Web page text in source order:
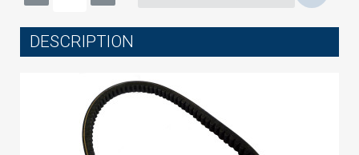
DESCRIPTION
Cancel Sign in